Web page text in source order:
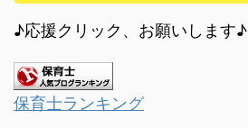
♪応援クリック、お願いします♪
保育士ランキング